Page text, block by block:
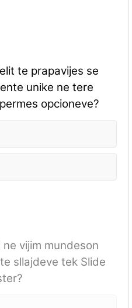
te prapavijes se
unike ne tere
opcioneve?
vijim mundeson
sllajdeve tek Slide